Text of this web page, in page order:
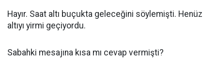
Hayır. Saat altı buçukta geleceğini söylemişti. Henüz
altıyı yirmi geçiyordu.
Sabahki mesajına kısa mı cevap vermişti?